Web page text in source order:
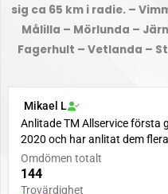
sig ca 65 km i radie. –
Målilla – Mörlunda –
Fagerhult – Vetlanda –